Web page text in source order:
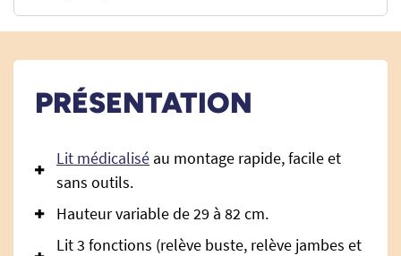
PRÉSENTATION
Lit médicalisé au montage rapide, facile et
sans outils.
Hauteur variable de 29 à 82 cm.
Lit 3 fonctions (relève buste, relève jambes et